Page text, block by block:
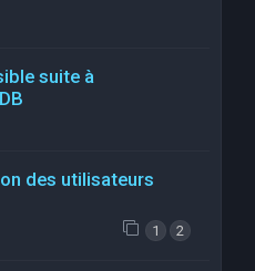
suite à
des utilisateurs
1 2